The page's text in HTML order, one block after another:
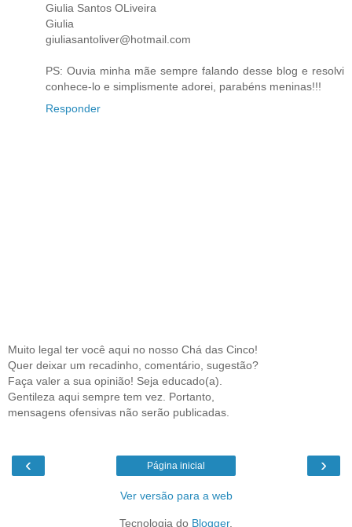
Giulia Santos OLiveira
Giulia
giuliasantoliver@hotmail.com
PS: Ouvia minha mãe sempre falando desse blog e resolvi
conhece-lo e simplismente adorei, parabéns meninas!!!
Responder
Muito legal ter você aqui no nosso Chá das Cinco!
Quer deixar um recadinho, comentário, sugestão?
Faça valer a sua opinião! Seja educado(a).
Gentileza aqui sempre tem vez. Portanto,
mensagens ofensivas não serão publicadas.
‹ ›
Página inicial
Ver versão para a web
Tecnologia do Blogger.